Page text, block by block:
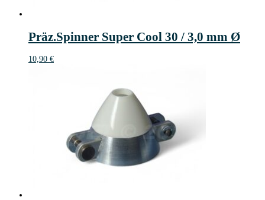
Präz.Spinner Super Cool 30 / 3,0 mm Ø
10,90 €